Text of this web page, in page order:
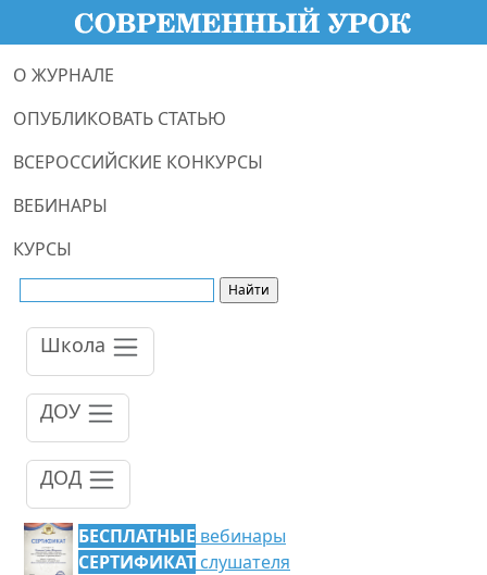
О ЖУРНАЛЕ
ОПУБЛИКОВАТЬ СТАТЬЮ
ВСЕРОССИЙСКИЕ КОНКУРСЫ
ВЕБИНАРЫ
КУРСЫ
Школа
ДОУ
ДОД
БЕСПЛАТНЫЕ вебинары
СЕРТИФИКАТ слушателя